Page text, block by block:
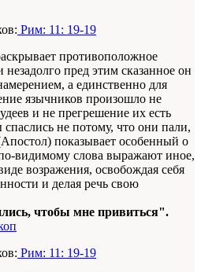
Рим: 11: 19-19
противоположное
пред этим сказанное он
а единственно для
язычников произошло не
и не прегрешение их есть
не потому, что они пали,
показывает особенный о
видимому слова выражают иное,
возражения, освобождая себя
и делая речь свою
чтобы мне привиться".
Рим: 11: 19-19